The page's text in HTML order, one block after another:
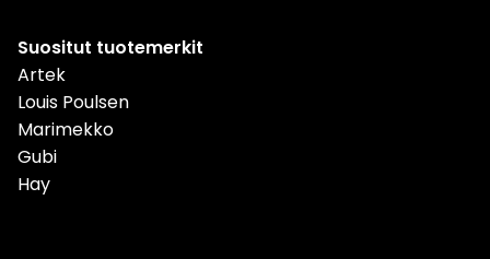
Suositut tuotemerkit
Artek
Louis Poulsen
Marimekko
Gubi
Hay